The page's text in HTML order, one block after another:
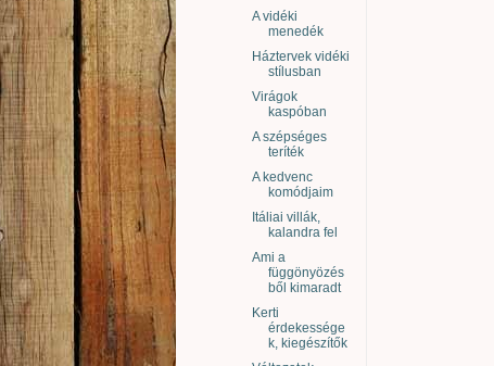
A vidéki
menedék
Háztervek vidéki
stílusban
Virágok
kaspóban
A szépséges
teríték
A kedvenc
komódjaim
Itáliai villák,
kalandra fel
Ami a
függönyözés
ből kimaradt
Kerti
érdekessége
k, kiegészítők